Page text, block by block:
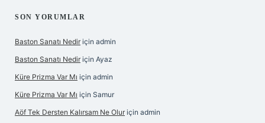
SON YORUMLAR
Baston Sanatı Nedir için admin
Baston Sanatı Nedir için Ayaz
Küre Prizma Var Mı için admin
Küre Prizma Var Mı için Samur
Aöf Tek Dersten Kalırsam Ne Olur için admin